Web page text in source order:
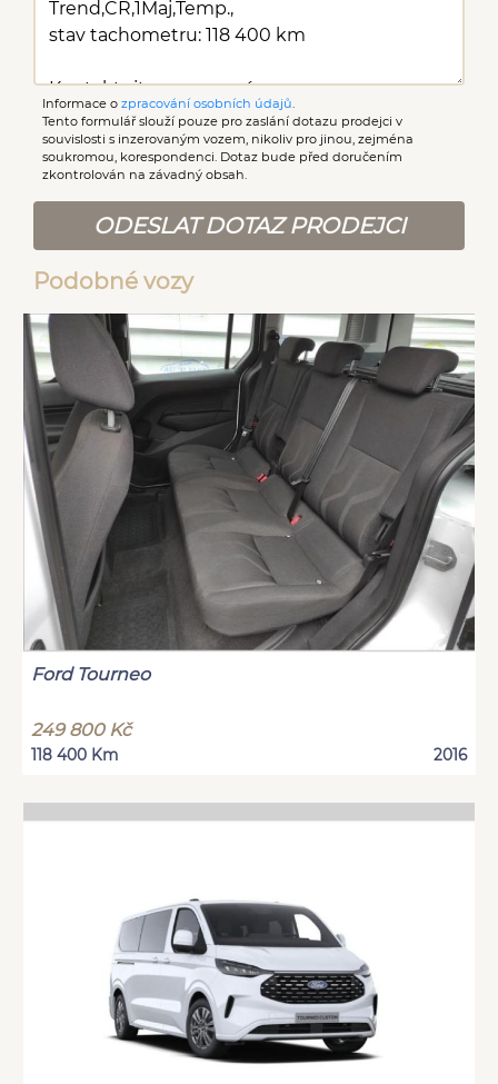
Informace o zpracování osobních údajů
Tento formulář slouží pouze pro zaslání dotazu prodejci v
souvislosti s inzerovaným vozem, nikoliv pro jinou, zejména
soukromou, korespondenci. Dotaz bude před doručením
zkontrolován na závadný obsah.
ODESLAT DOTAZ PRODEJCI
Podobné vozy
Ford Tourneo
249 800 Kč
118 400 Km 2016